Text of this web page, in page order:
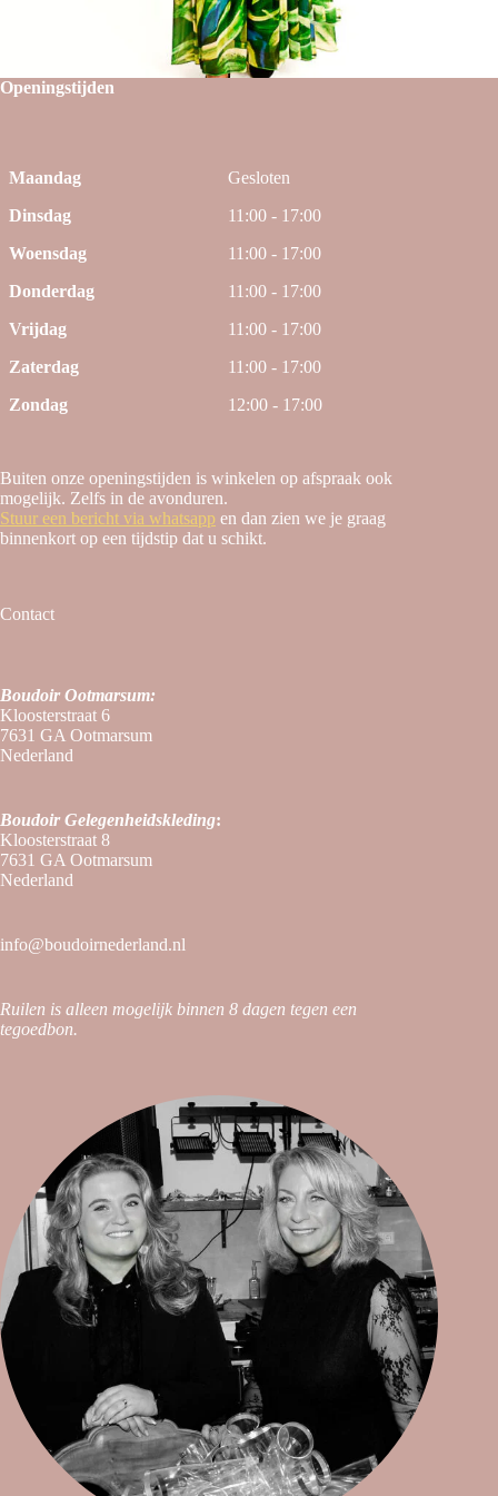
Openingstijden
Maandag
Gesloten
Dinsdag
11:00 - 17:00
Woensdag
11:00 - 17:00
Donderdag
11:00 - 17:00
Vrijdag
11:00 - 17:00
Zaterdag
11:00 - 17:00
Zondag
12:00 - 17:00
Buiten onze openingstijden is winkelen op afspraak ook
mogelijk. Zelfs in de avonduren.
Stuur een bericht via whatsapp en dan zien we je graag
binnenkort op een tijdstip dat u schikt.
Contact
Boudoir Ootmarsum:
Kloosterstraat 6
7631 GA Ootmarsum
Nederland
Boudoir Gelegenheidskleding:
Kloosterstraat 8
7631 GA Ootmarsum
Nederland
info@boudoirnederland.nl
Ruilen is alleen mogelijk binnen 8 dagen tegen een
tegoedbon.